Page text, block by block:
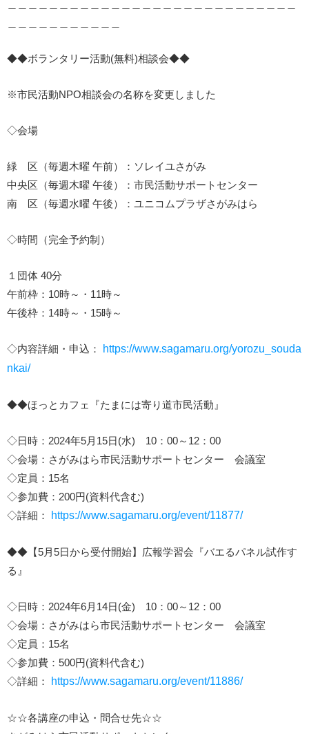
◆◆ボランタリー活動(無料)相談会◆◆
※市民活動NPO相談会の名称を変更しました
◇会場
緑 区（毎週木曜 午前）：ソレイユさがみ
中央区（毎週木曜 午後）：市民活動サポートセンター
南 区（毎週水曜 午後）：ユニコムプラザさがみはら
◇時間（完全予約制）
１団体 40分
午前枠：10時～・11時～
午後枠：14時～・15時～
◇内容詳細・申込：
https://www.sagamaru.org/yorozu_souda
nkai/
◆◆ほっとカフェ『たまには寄り道市民活動』
◇日時：2024年5月15日(水) 10：00～12：00
◇会場：さがみはら市民活動サポートセンター 会議室
◇定員：15名
◇参加費：200円(資料代含む)
◇詳細：
https://www.sagamaru.org/event/11877/
◆◆【5月5日から受付開始】広報学習会『バエるパネル試作す
る』
◇日時：2024年6月14日(金) 10：00～12：00
◇会場：さがみはら市民活動サポートセンター 会議室
◇定員：15名
◇参加費：500円(資料代含む)
◇詳細：
https://www.sagamaru.org/event/11886/
☆☆各講座の申込・問合せ先☆☆